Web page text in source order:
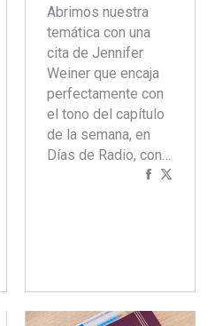
Abrimos nuestra
temática con una
cita de Jennifer
Weiner que encaja
perfectamente con
el tono del capítulo
de la semana, en
Días de Radio, con…
Compartir